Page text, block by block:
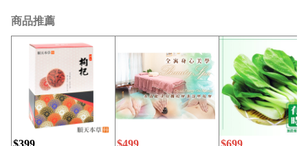
商品推薦
$399 $499 $699